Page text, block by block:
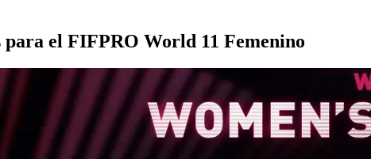
para el FIFPRO World 11 Femenino